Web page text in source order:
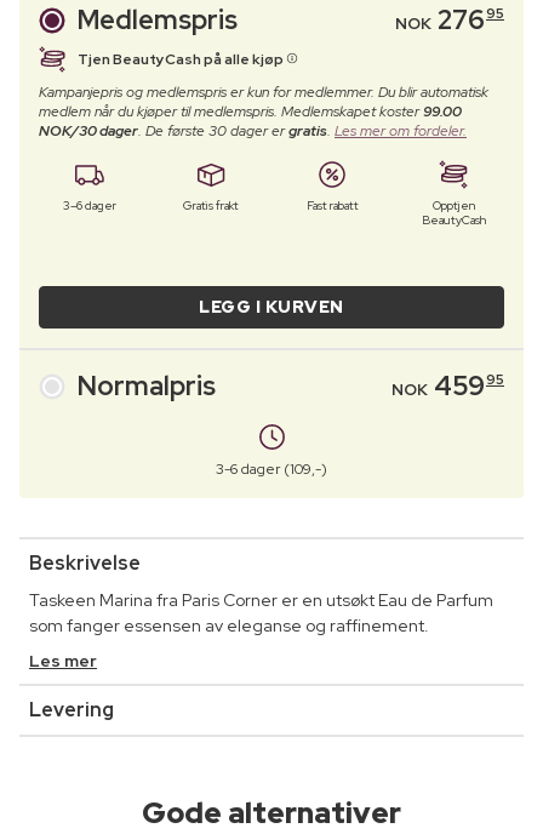
Medlemspris NOK 27695
Tjen BeautyCash på alle kjøp
Kampanjepris og medlemspris er kun for medlemmer. Du blir automatisk
medlem når du kjøper til medlemspris. Medlemskapet koster99.00
NOK/30 dager. De første 30 dager ergratis. Les mer om fordeler.
3–6 dager Gratis frakt Fast rabatt
Opptjen
BeautyCash
LEGG I KURVEN
Normalpris NOK 45995
3-6 dager (109,-)
Beskrivelse
Taskeen Marina fra Paris Corner er en utsøkt Eau de Parfum
som fanger essensen av eleganse og raffinement.
Les mer
Levering
Gode alternativer